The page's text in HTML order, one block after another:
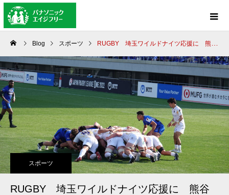
Blog スポーツ RUGBY 埼玉ワイルドナイツ応援に 熊谷まで
スポーツ
RUGBY 埼玉ワイルドナイツ応援に 熊谷